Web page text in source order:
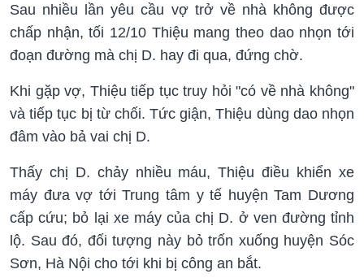
Sau nhiều lần yêu cầu vợ trở về nhà không được
chấp nhận, tối 12/10 Thiệu mang theo dao nhọn tới
đoạn đường mà chị D. hay đi qua, đứng chờ.
Khi gặp vợ, Thiệu tiếp tục truy hỏi "có về nhà không"
và tiếp tục bị từ chối. Tức giận, Thiệu dùng dao nhọn
đâm vào bả vai chị D.
Thấy chị D. chảy nhiều máu, Thiệu điều khiển xe
máy đưa vợ tới Trung tâm y tế huyện Tam Dương
cấp cứu; bỏ lại xe máy của chị D. ở ven đường tỉnh
lộ. Sau đó, đối tượng này bỏ trốn xuống huyện Sóc
Sơn, Hà Nội cho tới khi bị công an bắt.